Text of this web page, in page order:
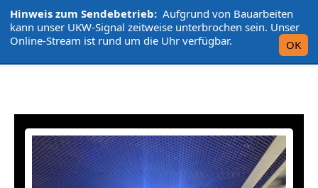
Hinweis zum Sendebetrieb: Aufgrund von Bauarbeiten
kann unser UKW-Signal zeitweise unterbrochen sein. Unser
Online-Stream ist rund um die Uhr verfügbar.
OK
L'UniCo